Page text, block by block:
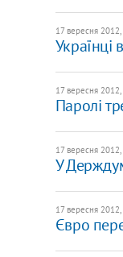
17 вересня
Українці
17 вересня
Паролі
17 вересня
У
17 вересня
Євро